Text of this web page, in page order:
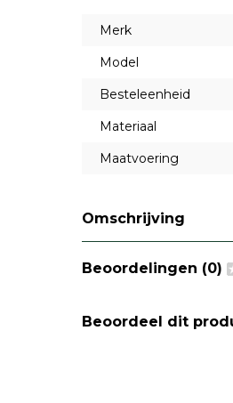
Merk
Model
Besteleenheid
Materiaal
Maatvoering
Omschrijving
Beoordelingen (0)
Beoordeel dit